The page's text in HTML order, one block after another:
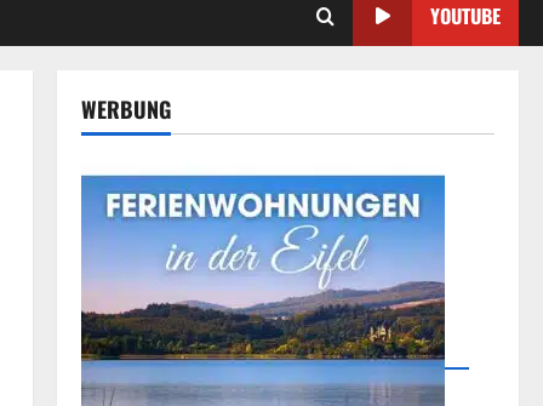
YOUTUBE
WERBUNG